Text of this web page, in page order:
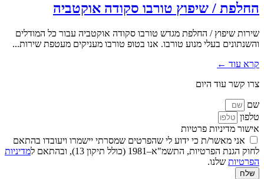
החלפת / שיפוץ טורבו סקודה אוקטביה
שירות שיפוץ / החלפת מגדש טורבו סקודה אוקטביה עבור כל המודלים
והשנתונים בעלי מנוע טורבו. אנו בטופ טורבו מעניקים מעטפת שירות...
קרא עוד ←
צרו קשר עוד היום
שם
טלפון
אישור מדיניות פרטיות
אני מאשר/ת כי ידוע לי שהפרטים שמסרתי יישמרו ויעובדו בהתאם
לחוק הגנת הפרטיות, התשמ"א–1981 (כולל תיקון 13), ובהתאם ל
מדיניות
הפרטיות שלנו.
שלח